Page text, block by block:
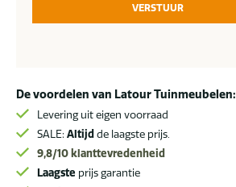
VERSTUUR
De voordelen van Latour Tuinmeubelen:
Levering uit eigen voorraad
SALE: Altijd de laagste prijs.
9,8/10 klanttevredenheid
Laagste prijs garantie